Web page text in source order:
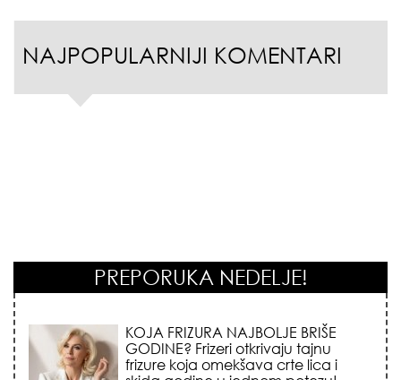
NAJPOPULARNIJI KOMENTARI
PREPORUKA NEDELJE!
KOSMIČKI PREOKRET NA POČETKU
AVGUSTA: Nedeljni horoskop od 03.
do 09. avgusta 2026. godine donosi